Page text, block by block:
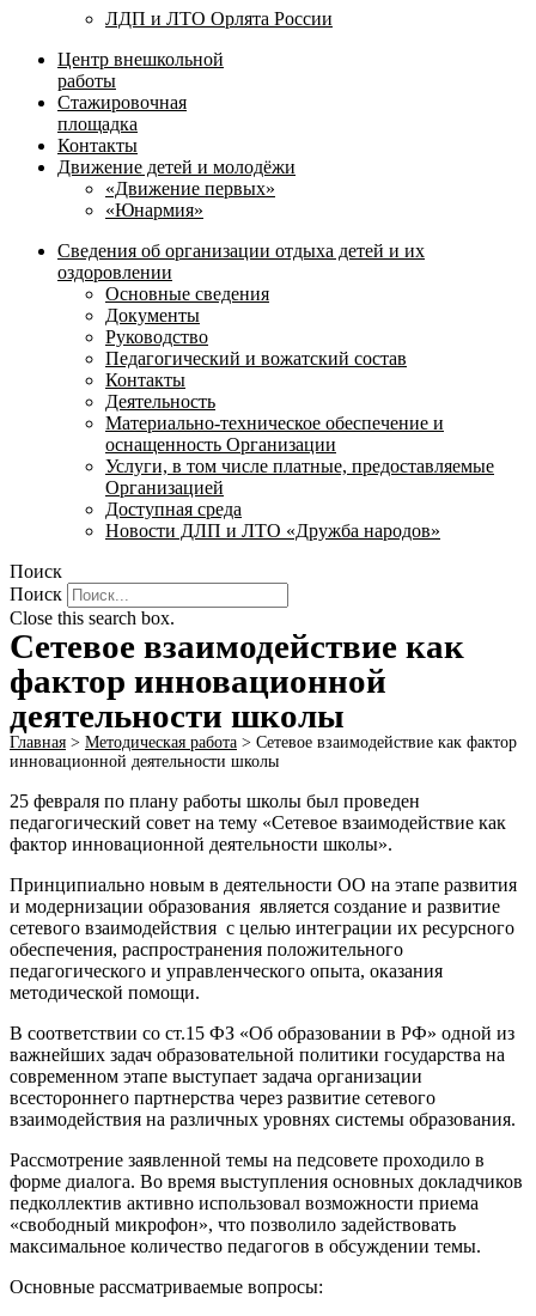
ЛДП и ЛТО Орлята России
Центр внешкольной
работы
Стажировочная
площадка
Контакты
Движение детей и молодёжи
«Движение первых»
«Юнармия»
Сведения об организации отдыха детей и их
оздоровлении
Основные сведения
Документы
Руководство
Педагогический и вожатский состав
Контакты
Деятельность
Материально-техническое обеспечение и
оснащенность Организации
Услуги, в том числе платные, предоставляемые
Организацией
Доступная среда
Новости ДЛП и ЛТО «Дружба народов»
Поиск
Поиск
Close this search box.
Сетевое взаимодействие как
фактор инновационной
деятельности школы
Главная > Методическая работа > Сетевое взаимодействие как фактор
инновационной деятельности школы
25 февраля по плану работы школы был проведен
педагогический совет на тему «Сетевое взаимодействие как
фактор инновационной деятельности школы».
Принципиально новым в деятельности ОО на этапе развития
и модернизации образования является создание и развитие
сетевого взаимодействия с целью интеграции их ресурсного
обеспечения, распространения положительного
педагогического и управленческого опыта, оказания
методической помощи.
В соответствии со ст.15 ФЗ «Об образовании в РФ» одной из
важнейших задач образовательной политики государства на
современном этапе выступает задача организации
всестороннего партнерства через развитие сетевого
взаимодействия на различных уровнях системы образования.
Рассмотрение заявленной темы на педсовете проходило в
форме диалога. Во время выступления основных докладчиков
педколлектив активно использовал возможности приема
«свободный микрофон», что позволило задействовать
максимальное количество педагогов в обсуждении темы.
Основные рассматриваемые вопросы: